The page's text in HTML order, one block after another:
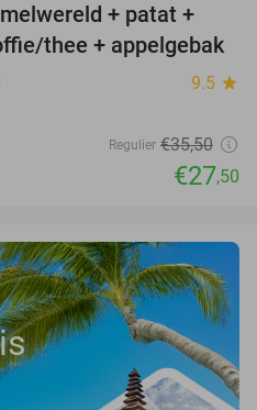
23%
+ patat +
thee + appelgebak
9.5 star
Regulier €35,50
€27,50